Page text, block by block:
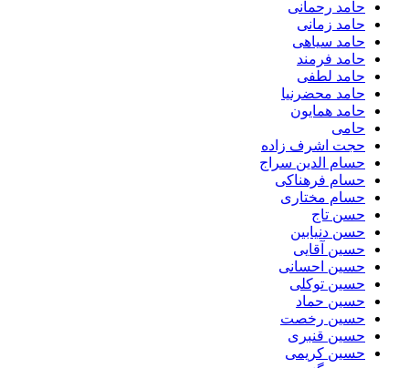
حامد رحمانی
حامد زمانی
حامد سیاهی
حامد فرمند
حامد لطفی
حامد محضرنیا
حامد همایون
حامی
حجت اشرف زاده
حسام الدین سراج
حسام فرهناکی
حسام مختاری
حسن تاج
حسن دنیابین
حسین آقایی
حسین احسانی
حسین توکلی
حسین حماد
حسین رخصت
حسین قنبری
حسین کریمی